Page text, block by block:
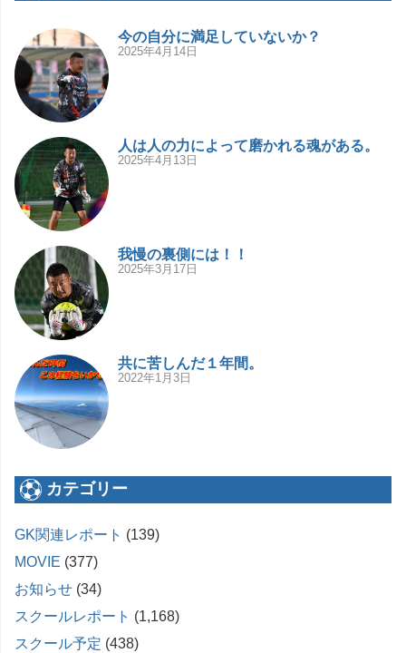
今の自分に満足していないか？
2025年4月14日
人は人の力によって磨かれる魂がある。
2025年4月13日
我慢の裏側には！！
2025年3月17日
共に苦しんだ１年間。
2022年1月3日
カテゴリー
GK関連レポート (139)
MOVIE (377)
お知らせ (34)
スクールレポート (1,168)
スクール予定 (438)